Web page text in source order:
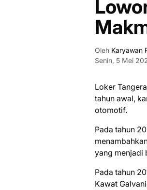
Oleh Karyawan
Senin, 5 Mei
Loker
tahun awal,
otomotif.
Pada tahun
yang menjadi
Pada tahun
Kawat